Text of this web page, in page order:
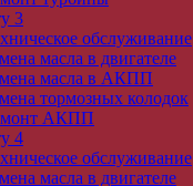
Jaguar XJ
3
обслуживание
масла в двигателе
масла в АКПП
тормозных колодок
АКПП
4
обслуживание
масла в двигателе